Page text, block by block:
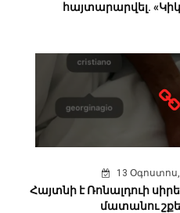
հայտարարվել.
13 Օգոստոս,
Հայտնի է Ռոնալդուի
մատանու